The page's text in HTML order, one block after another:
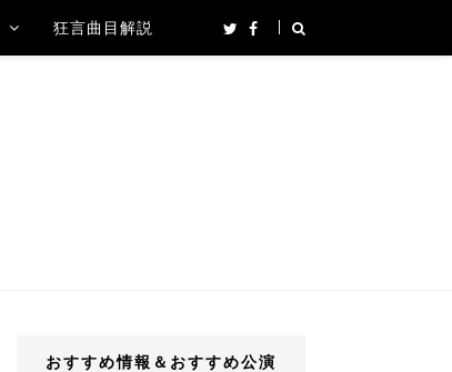
狂言曲目解説
おすすめ情報＆おすすめ公演